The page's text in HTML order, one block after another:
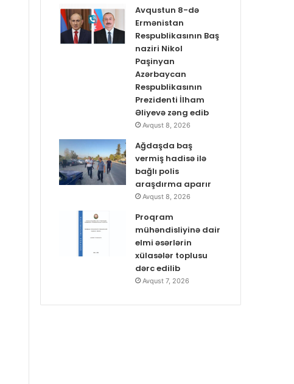
Avqustun 8-də
Ermənistan
Respublikasının Baş
naziri Nikol
Paşinyan
Azərbaycan
Respublikasının
Prezidenti İlham
Əliyevə zəng edib
Avqust 8, 2026
Ağdaşda baş
vermiş hadisə ilə
bağlı polis
araşdırma aparır
Avqust 8, 2026
Proqram
mühəndisliyinə dair
elmi əsərlərin
xülasələr toplusu
dərc edilib
Avqust 7, 2026